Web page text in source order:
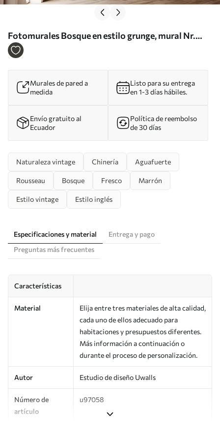
Fotomurales Bosque en estilo grunge, mural Nr.
u97058
Murales de pared a
medida
Listo para su entrega
en 1-3 días hábiles.
Envío gratuito al
Ecuador
Política de reembolso
de 30 días
Naturaleza vintage Chinería Aguafuerte
Rousseau Bosque Fresco Marrón
Estilo vintage Estilo inglés
Especificaciones y material
Entrega y pago
Preguntas más frecuentes
Características
Material
Elija entre tres materiales de alta calidad,
cada uno de ellos adecuado para
habitaciones y presupuestos diferentes.
Más información a continuación o
durante el proceso de personalización.
Autor Estudio de diseño Uwalls
Número de
artículo
u97058